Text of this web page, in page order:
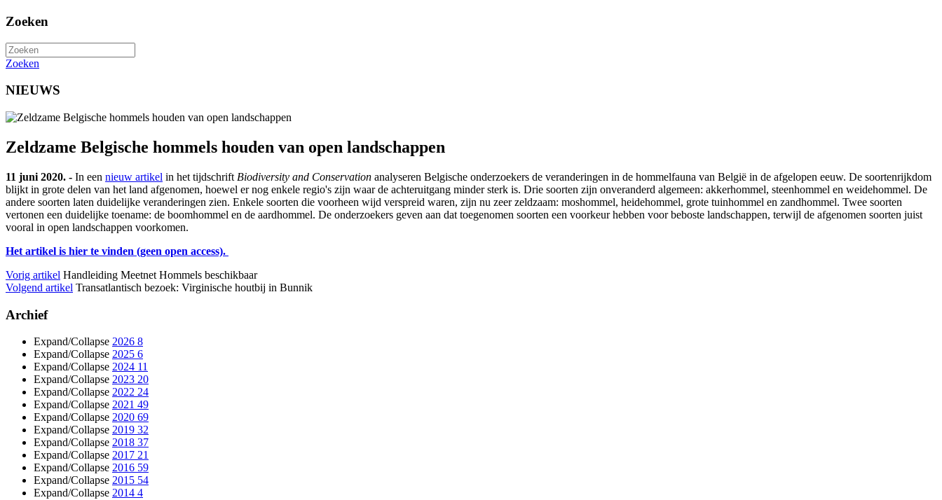
Zoeken
Zoeken
NIEUWS
Zeldzame Belgische hommels houden van open landschappen
11 juni 2020. - In een nieuw artikel in het tijdschrift Biodiversity and Conservation analyseren Belgische onderzoekers de veranderingen in de hommelfauna van België in de afgelopen eeuw. De soortenrijkdom
blijkt in grote delen van het land afgenomen, hoewel er nog enkele regio's zijn waar de achteruitgang minder sterk is. Drie soorten zijn onveranderd algemeen: akkerhommel, steenhommel en weidehommel. De
andere soorten laten duidelijke veranderingen zien. Enkele soorten die voorheen wijd verspreid waren, zijn nu zeer zeldzaam: moshommel, heidehommel, grote tuinhommel en zandhommel. Twee soorten
vertonen een duidelijke toename: de boomhommel en de aardhommel. De onderzoekers geven aan dat toegenomen soorten een voorkeur hebben voor beboste landschappen, terwijl de afgenomen soorten juist
vooral in open landschappen voorkomen.
Het artikel is hier te vinden (geen open access).
Vorig artikel Handleiding Meetnet Hommels beschikbaar
Volgend artikel Transatlantisch bezoek: Virginische houtbij in Bunnik
Archief
Expand/Collapse 2026 8
Expand/Collapse 2025 6
Expand/Collapse 2024 11
Expand/Collapse 2023 20
Expand/Collapse 2022 24
Expand/Collapse 2021 49
Expand/Collapse 2020 69
Expand/Collapse 2019 32
Expand/Collapse 2018 37
Expand/Collapse 2017 21
Expand/Collapse 2016 59
Expand/Collapse 2015 54
Expand/Collapse 2014 4